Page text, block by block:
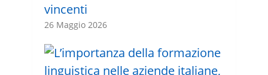
vincenti
26 Maggio 2026